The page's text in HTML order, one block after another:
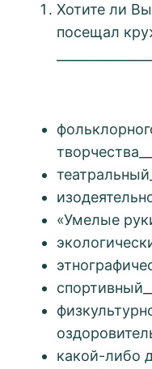
Хотите ли
посещал
«Умелые
какой-либо